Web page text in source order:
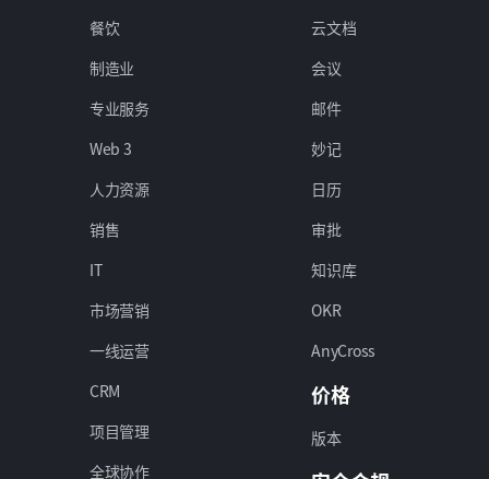
餐饮
制造业
专业服务
Web 3
人力资源
销售
IT
市场营销
一线运营
CRM
项目管理
全球协作
云文档
会议
邮件
妙记
日历
审批
知识库
OKR
AnyCross
价格
版本